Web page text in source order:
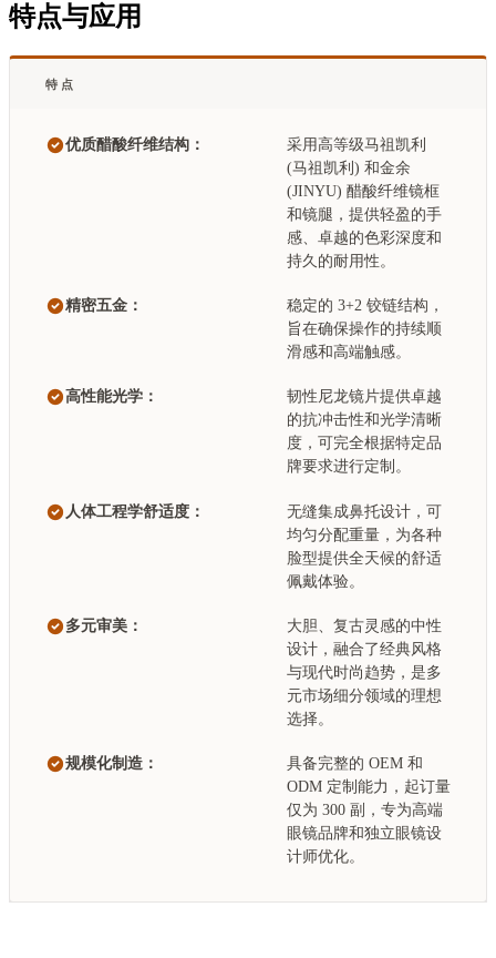
特点与应用
特点
优质醋酸纤维结构：
采用高等级马祖凯利
(马祖凯利) 和金余
(JINYU) 醋酸纤维镜框
和镜腿，提供轻盈的手
感、卓越的色彩深度和
持久的耐用性。
精密五金：
稳定的 3+2 铰链结构，
旨在确保操作的持续顺
滑感和高端触感。
高性能光学：
韧性尼龙镜片提供卓越
的抗冲击性和光学清晰
度，可完全根据特定品
牌要求进行定制。
人体工程学舒适度：
无缝集成鼻托设计，可
均匀分配重量，为各种
脸型提供全天候的舒适
佩戴体验。
多元审美：
大胆、复古灵感的中性
设计，融合了经典风格
与现代时尚趋势，是多
元市场细分领域的理想
选择。
规模化制造：
具备完整的 OEM 和
ODM 定制能力，起订量
仅为 300 副，专为高端
眼镜品牌和独立眼镜设
计师优化。